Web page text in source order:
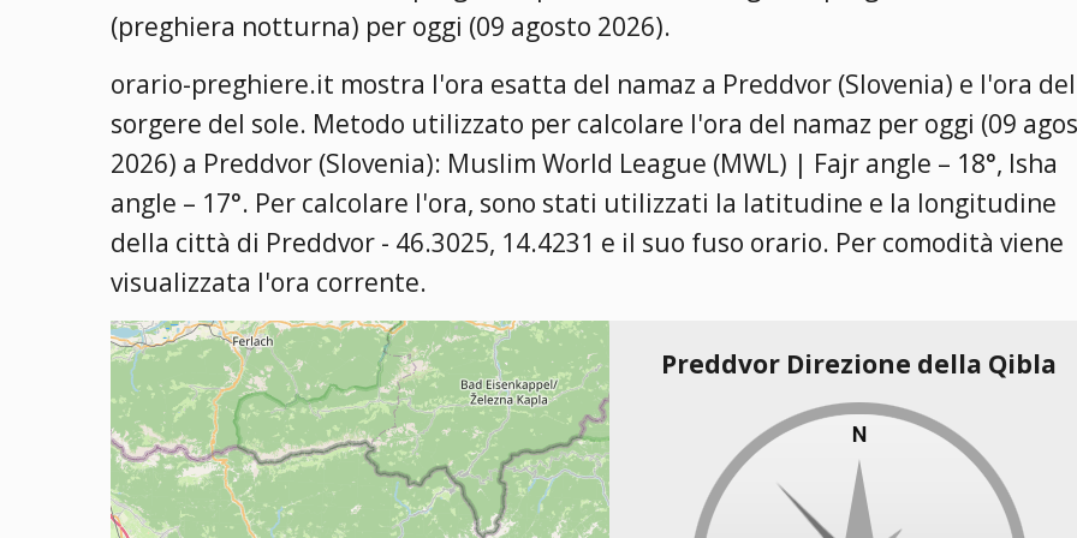
(preghiera notturna) per oggi (09 agosto 2026).
orario-preghiere.it mostra l'ora esatta del namaz a Preddvor (Slovenia) e l'ora del
sorgere del sole. Metodo utilizzato per calcolare l'ora del namaz per oggi (09
2026) a Preddvor (Slovenia): Muslim World League (MWL) | Fajr angle – 18°, Isha
angle – 17°. Per calcolare l'ora, sono stati utilizzati la latitudine e la longitudine
della città di Preddvor - 46.3025, 14.4231 e il suo fuso orario. Per comodità viene
visualizzata l'ora corrente.
Preddvor Direzione della Qibla